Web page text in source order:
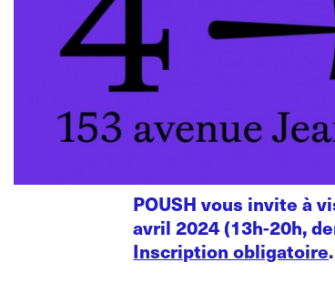
POUSH vous invite à
avril 2024 (13h-20h,
Inscription obligatoire.